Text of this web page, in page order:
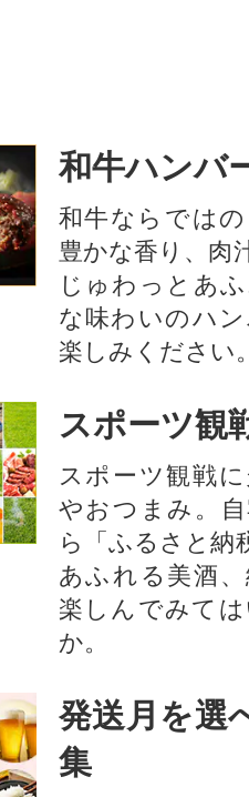
和牛ハンバ
和牛ならでは
豊かな香り、肉
じゅわっとあ
な味わいのハ
楽しみください
スポーツ観
スポーツ観戦
やおつまみ。
ら「ふるさと納
あふれる美酒
楽しんでみて
か。
発送月を選
集